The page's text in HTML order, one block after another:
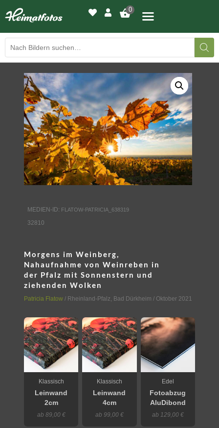
0
BILDERGALERIE
DRUCKQUALITÄTEN
LED-LEUCHTBILDER
WIR DRUCKEN IHR BILD
AUSSTELLUNGEN
KONTAKT
MEDIEN-ID: FLATOW-PATRICIA_638319
32810
Morgens im Weinberg,
Nahaufnahme von Weinreben in
der Pfalz mit Sonnenstern und
ziehenden Wolken
Patricia Flatow / Rheinland-Pfalz, Bad Dürkheim / Oktober 2021
Klassisch
Leinwand
2cm
ab 89,00 €
Klassisch
Leinwand
4cm
ab 99,00 €
Edel
Fotoabzug
AluDibond
ab 129,00 €